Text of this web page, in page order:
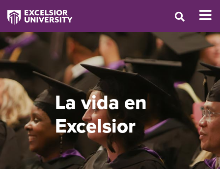
La vida en
Excelsior